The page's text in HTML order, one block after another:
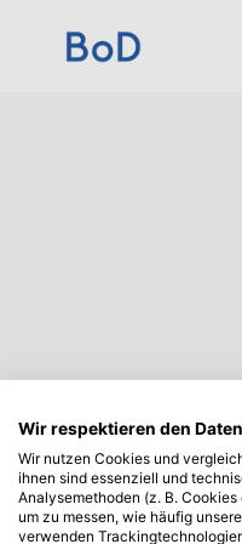
Wir respektieren den
Wir nutzen Cookies und
ihnen sind essenziell und
Analysemethoden (z. B.
um zu messen, wie häufig
verwenden